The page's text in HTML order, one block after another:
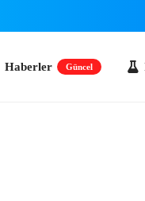
İş Dünyası